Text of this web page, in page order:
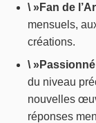
\ »Fan de
mensuels,
créations.
\
du niveau
nouvelles
réponses